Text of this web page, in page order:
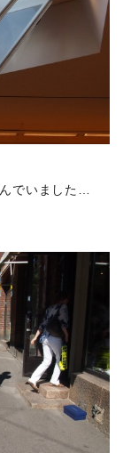
でいました…